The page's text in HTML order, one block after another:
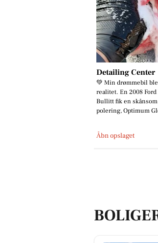
Detailing Center
💚 Min drømmebil
realitet. En 2008
Bullitt fik en
polering, Optimum
Åbn opslaget